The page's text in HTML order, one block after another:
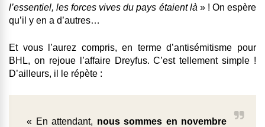
l’essentiel, les forces vives du pays étaient là » ! On espère
qu’il y en a d’autres…
Et vous l’aurez compris, en terme d’antisémitisme pour
BHL, on rejoue l’affaire Dreyfus. C’est tellement simple !
D’ailleurs, il le répète :
« En attendant, nous sommes en novembre